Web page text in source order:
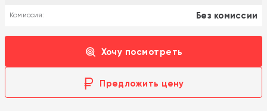
Комиссия: Без комиссии
Хочу посмотреть
Предложить цену